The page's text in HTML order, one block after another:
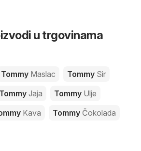
u trgovinama
Tommy Maslac Tommy Sir
Tommy Jaja Tommy Ulje
Kava Tommy Čokolada